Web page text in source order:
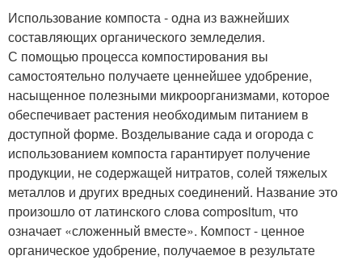
Использование компоста - одна из важнейших
составляющих органического земледелия.
С помощью процесса компостирования вы
самостоятельно получаете ценнейшее удобрение,
насыщенное полезными микроорганизмами, которое
обеспечивает растения необходимым питанием в
доступной форме. Возделывание сада и огорода с
использованием компоста гарантирует получение
продукции, не содержащей нитратов, солей тяжелых
металлов и других вредных соединений. Название это
произошло от латинского слова compositum, что
означает «сложенный вместе». Компост - ценное
органическое удобрение, получаемое в результате